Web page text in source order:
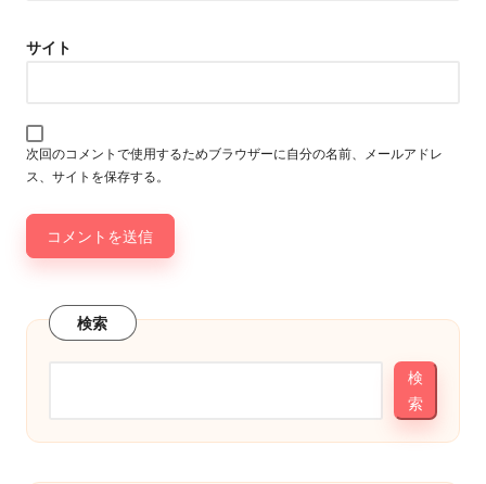
サイト
次回のコメントで使用するためブラウザーに自分の名前、メールアドレ
ス、サイトを保存する。
検索
検
索